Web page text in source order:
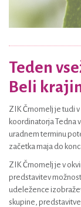
Teden
Beli
ZIK Črnomelj je tudi
koordinatorja Tedna
uradnem terminu
začetka maja do
ZIK Črnomelj je v
predstavitev
udeležence
skupine,